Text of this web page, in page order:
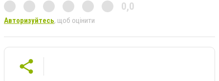
0,0
Авторизуйтесь, щоб оцінити